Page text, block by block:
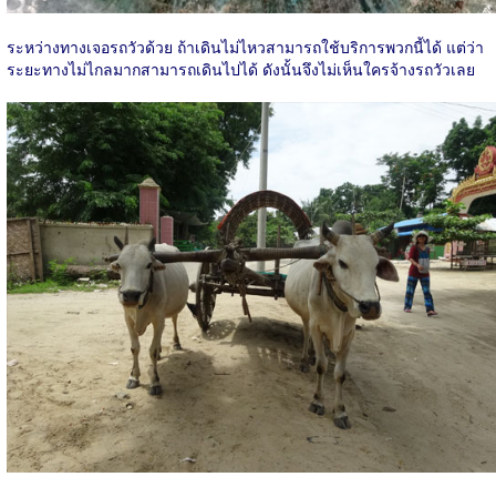
ระหว่างทางเจอรถวัวด้วย ถ้าเดินไม่ไหวสามารถใช้บริการพวกนี้ได้ แต่ว่า
ระยะทางไม่ไกลมากสามารถเดินไปได้ ดังนั้นจึงไม่เห็นใครจ้างรถวัวเลย